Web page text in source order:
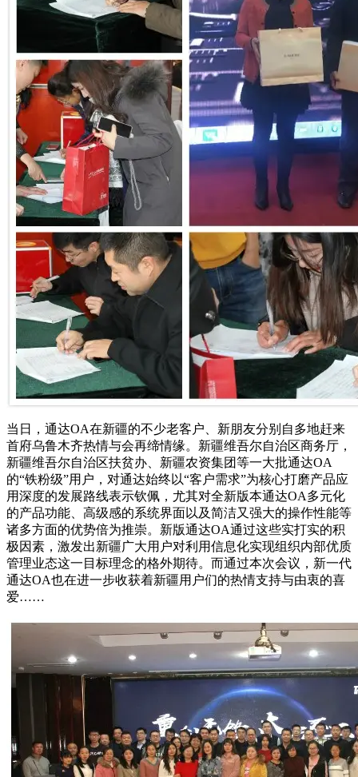
当日，通达OA在新疆的不少老客户、新朋友分别自多地赶来
首府乌鲁木齐热情与会再缔情缘。新疆维吾尔自治区商务厅，
新疆维吾尔自治区扶贫办、新疆农资集团等一大批通达OA
的“铁粉级”用户，对通达始终以“客户需求”为核心打磨产品应
用深度的发展路线表示钦佩，尤其对全新版本通达OA多元化
的产品功能、高级感的系统界面以及简洁又强大的操作性能等
诸多方面的优势倍为推崇。新版通达OA通过这些实打实的积
极因素，激发出新疆广大用户对利用信息化实现组织内部优质
管理业态这一目标理念的格外期待。而通过本次会议，新一代
通达OA也在进一步收获着新疆用户们的热情支持与由衷的喜
爱……